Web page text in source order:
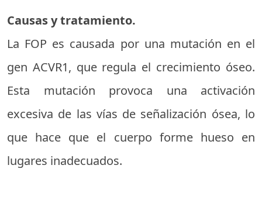
Causas y tratamiento.
La FOP es causada por una mutación en el
gen ACVR1, que regula el crecimiento óseo.
Esta mutación provoca una activación
excesiva de las vías de señalización ósea, lo
que hace que el cuerpo forme hueso en
lugares inadecuados.